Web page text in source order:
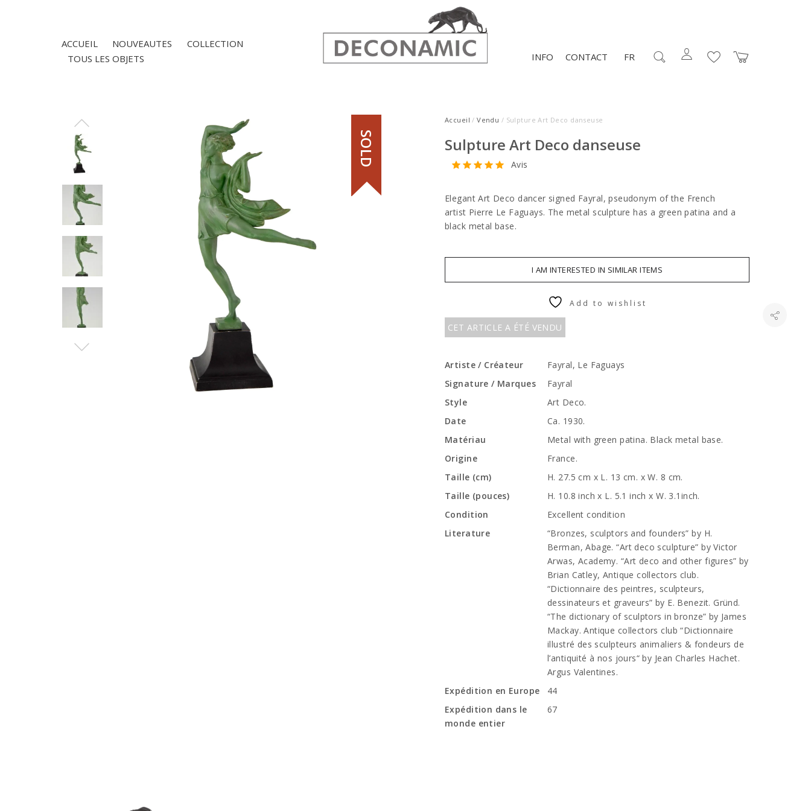
ACCUEIL NOUVEAUTES
COLLECTION
TOUS LES OBJETS
CONTACT
INFO FR
SOLD
Accueil /Vendu / Sulpture Art Deco danseuse
Sulpture Art Deco danseuse
Avis
Elegant Art Deco dancer signed Fayral, pseudonym of the French
artist Pierre Le Faguays. The metal sculpture has a green patina and a
black metal base.
I AM INTERESTED IN SIMILAR ITEMS
CET ARTICLE A ÉTÉ VENDU
Add to wishlist
Artiste / Créateur
Fayral, Le Faguays
Signature / Marques
Fayral
Style
Art Deco.
Date
Ca. 1930.
Matériau
Metal with green patina. Black metal base.
Origine
France.
Taille (cm)
H. 27.5 cm x L. 13 cm. x W. 8 cm.
Taille (pouces)
H. 10.8 inch x L. 5.1 inch x W. 3.1inch.
Condition
Excellent condition
Literature
“Bronzes, sculptors and founders” by H.
Berman, Abage. “Art deco sculpture” by Victor
Arwas, Academy. “Art deco and other figures” by
Brian Catley, Antique collectors club.
“Dictionnaire des peintres, sculpteurs,
dessinateurs et graveurs” by E. Benezit. Gründ.
“The dictionary of sculptors in bronze” by James
Mackay. Antique collectors club “Dictionnaire
illustré des sculpteurs animaliers & fondeurs de
l’antiquité à nos jours“ by Jean Charles Hachet.
Argus Valentines.
Expédition en Europe
44
Expédition dans le
monde entier
67